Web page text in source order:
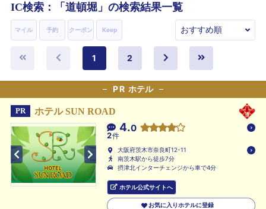
IC検索：「 道頓堀 」の検索結果一覧
マイル 予約 クーポン Keep
1 2
PR ホテル
PR ホテル SUN ROAD
4.0
2件
大阪府茨木市奈良町12-11
南茨木駅から徒歩7分
摂津北インターチェンジから車で4分
ホテル公式サイトへ
お気に入りホテルに登録